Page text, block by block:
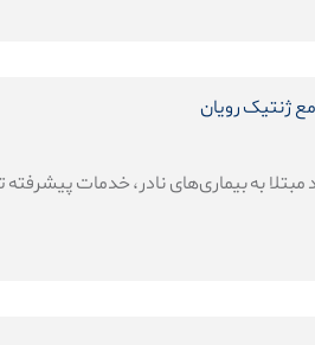
ژنتیک رویان
مبتلا به بیماری‌های نادر، خدمات